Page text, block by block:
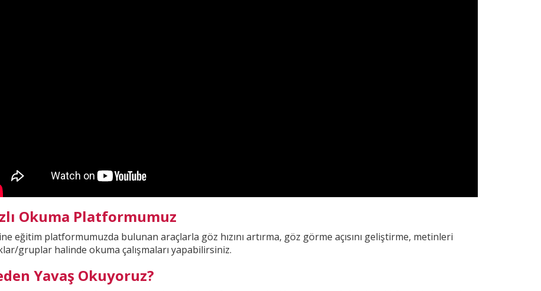
Okuma Platformumuz
eğitim platformumuzda bulunan araçlarla göz hızını artırma, göz görme açısını geliştirme, metinleri
gruplar halinde okuma çalışmaları yapabilirsiniz.
Yavaş Okuyoruz?